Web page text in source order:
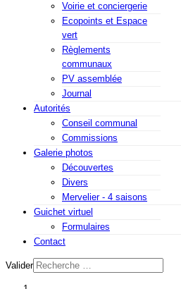
Voirie et conciergerie
Ecopoints et Espace
vert
Règlements
communaux
PV assemblée
Journal
Autorités
Conseil communal
Commissions
Galerie photos
Découvertes
Divers
Mervelier - 4 saisons
Guichet virtuel
Formulaires
Contact
Valider